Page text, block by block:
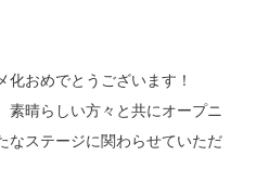
おめでとうございます！
素晴らしい方々と共にオープニ
なステージに関わらせていただ